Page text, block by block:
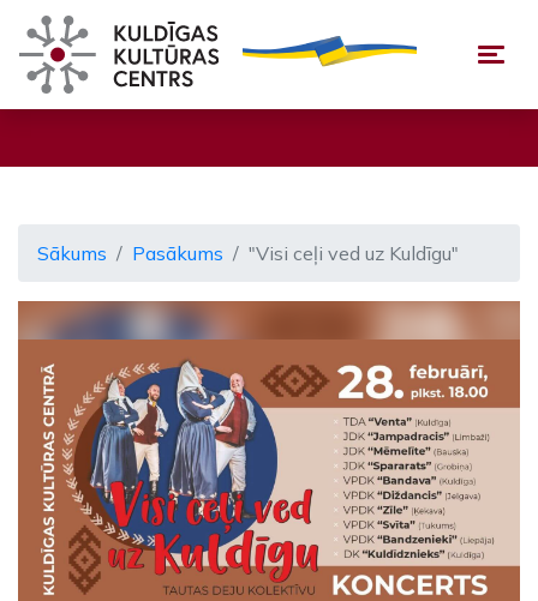
Sākums Pasākums "Visi ceļi ved uz Kuldīgu"